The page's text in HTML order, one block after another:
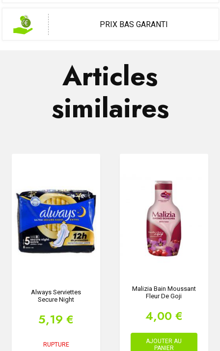
PRIX BAS GARANTI
Articles
similaires
Always Serviettes
Secure Night
5,19 €
RUPTURE
Malizia Bain Moussant
Fleur De Goji
4,00 €
AJOUTER AU
PANIER